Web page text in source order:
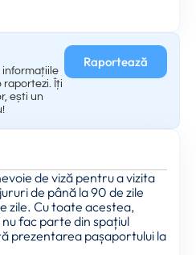
informațiile
raportezi. Îți
ești un
Raportează
de viză pentru a vizita
de până la 90 de zile
zile. Cu toate acestea,
fac parte din spațiul
prezentarea pașaportului la